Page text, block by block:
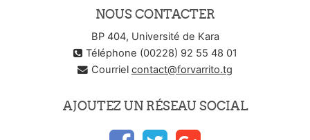
NOUS CONTACTER
BP 404, Université de Kara
Téléphone (00228) 92 55 48 01
Courriel contact@forvarrito.tg
AJOUTEZ UN RÉSEAU SOCIAL